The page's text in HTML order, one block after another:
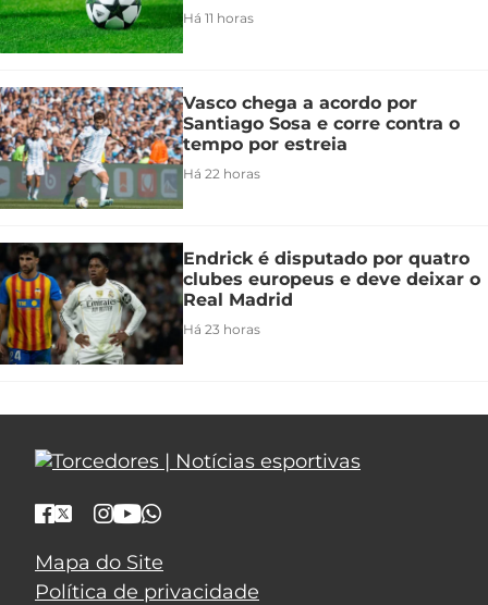
Há 11 horas
Vasco chega a acordo por
Santiago Sosa e corre contra o
tempo por estreia
Há 22 horas
Endrick é disputado por quatro
clubes europeus e deve deixar o
Real Madrid
Há 23 horas
Mapa do Site
Política de privacidade